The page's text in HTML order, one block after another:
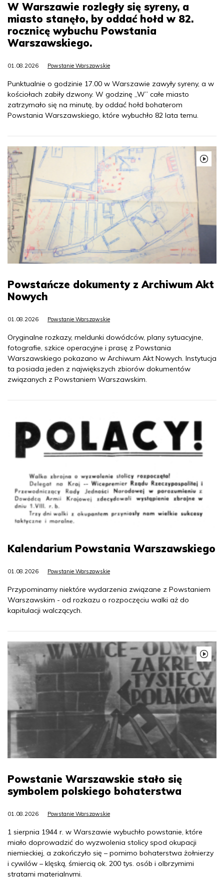
W Warszawie rozległy się syreny, a
miasto stanęło, by oddać hołd w 82.
rocznicę wybuchu Powstania
Warszawskiego.
01.08.2026 Powstanie Warszawskie
Punktualnie o godzinie 17.00 w Warszawie zawyły syreny, a w
kościołach zabiły dzwony. W godzinę „W” całe miasto
zatrzymało się na minutę, by oddać hołd bohaterom
Powstania Warszawskiego, które wybuchło 82 lata temu.
Powstańcze dokumenty z Archiwum Akt
Nowych
01.08.2026 Powstanie Warszawskie
Oryginalne rozkazy, meldunki dowódców, plany sytuacyjne,
fotografie, szkice operacyjne i prasę z Powstania
Warszawskiego pokazano w Archiwum Akt Nowych. Instytucja
ta posiada jeden z największych zbiorów dokumentów
związanych z Powstaniem Warszawskim.
Kalendarium Powstania Warszawskiego
01.08.2026 Powstanie Warszawskie
Przypominamy niektóre wydarzenia związane z Powstaniem
Warszawskim - od rozkazu o rozpoczęciu walki aż do
kapitulacji walczących.
Powstanie Warszawskie stało się
symbolem polskiego bohaterstwa
01.08.2026 Powstanie Warszawskie
1 sierpnia 1944 r. w Warszawie wybuchło powstanie, które
miało doprowadzić do wyzwolenia stolicy spod okupacji
niemieckiej, a zakończyło się – pomimo bohaterstwa żołnierzy
i cywilów – klęską, śmiercią ok. 200 tys. osób i olbrzymimi
stratami materialnymi.